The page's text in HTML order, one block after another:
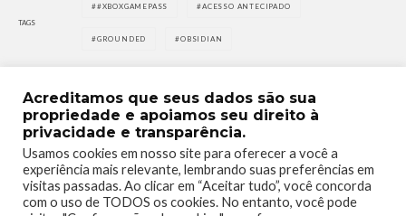
TAGS
#XBOXGAMEPASS ACESSO ANTECIPADO
GROUNDED OBSIDIAN
0 0
Acreditamos que seus dados são sua
propriedade e apoiamos seu direito à
privacidade e transparência.
Usamos cookies em nosso site para oferecer a você a
experiência mais relevante, lembrando suas preferências em
visitas passadas. Ao clicar em “Aceitar tudo”, você concorda
com o uso de TODOS os cookies. No entanto, você pode